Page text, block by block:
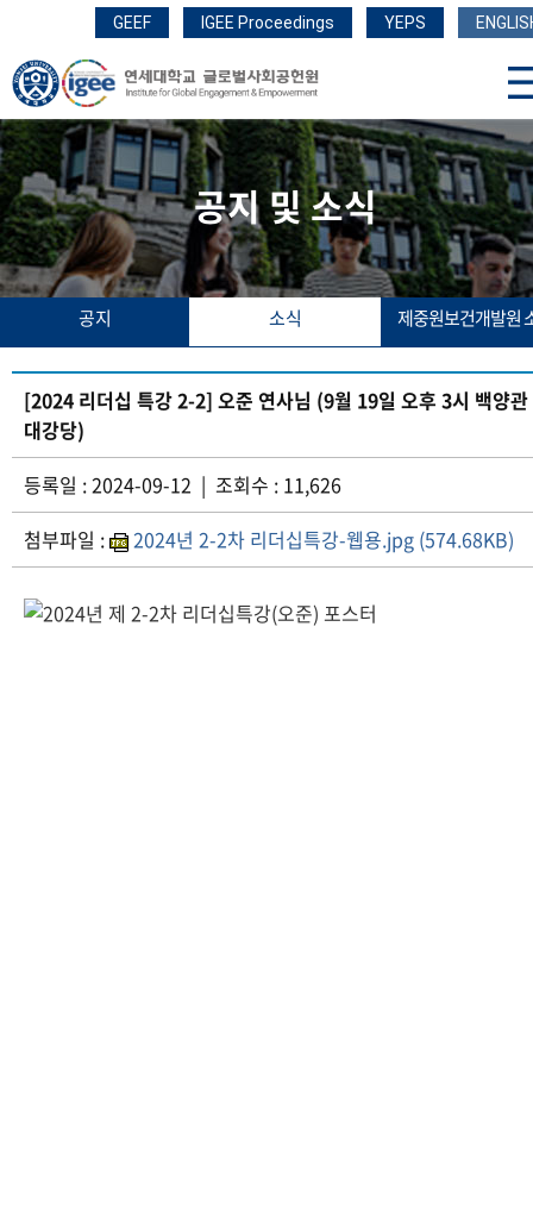
GEEF IGEE Proceedings YEPS
공지 및 소식
공지 소식 제중원보건개발원
[2024 리더십 특강 2-2] 오준 연사님 (9월 19일 오후 3시 백양관
대강당)
등록일 : 2024-09-12 | 조회수 : 11,626
첨부파일 :
2024년 2-2차 리더십특강-웹용.jpg (574.68KB)